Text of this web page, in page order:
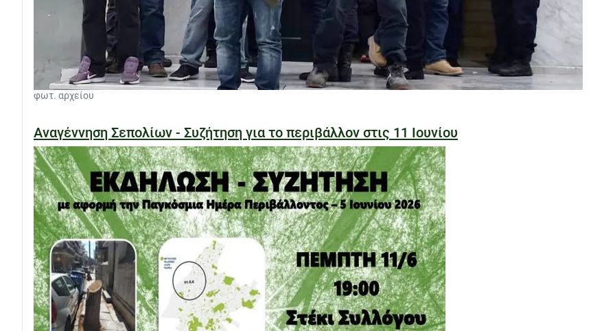
φωτ. αρχείου
Αναγέννηση Σεπολίων - Συζήτηση για το περιβάλλον στις 11 Ιουνίου